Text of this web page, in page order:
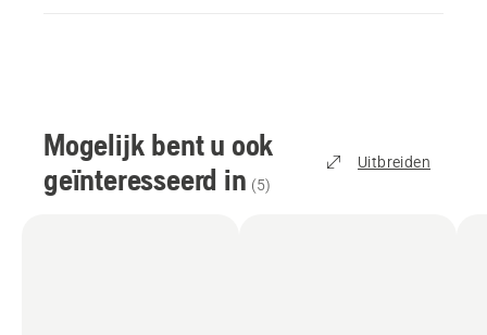
Mogelijk bent u ook
geïnteresseerd in (5)
Uitbreiden